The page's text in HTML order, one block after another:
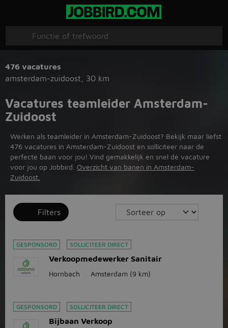
476 vacatures
amsterdam-zuidoost
30 km
Vacatures teamleider Amsterdam-
Zuidoost
Werken als teamleider in Amsterdam-Zuidoost? Bekijk maar liefst
476 vacatures in Amsterdam-Zuidoost en solliciteer naar de
perfecte baan voor jou! Vind gemakkelijk en snel dé vacature
voor jou op Jobbird. Overzicht van banen in Amsterdam-
Zuidoost.
Filters
GESPONSORD SOLLICITEER DIRECT
Verkoopmedewerker Sanitair
Hornbach Amsterdam (9 km)
GESPONSORD SOLLICITEER DIRECT
Bijbaan Verkoop